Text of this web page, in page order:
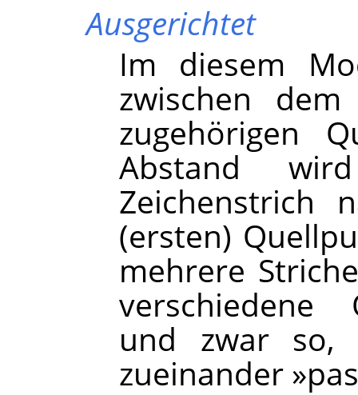
Ausgerichtet
Im diesem
zwischen
zugehörigen
Abstand
Zeichenstrich
(ersten)
mehrere
verschiedene
und zwar so,
zueinander